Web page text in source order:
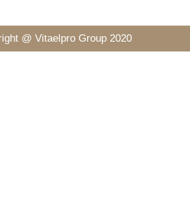
@ Vitaelpro Group 2020